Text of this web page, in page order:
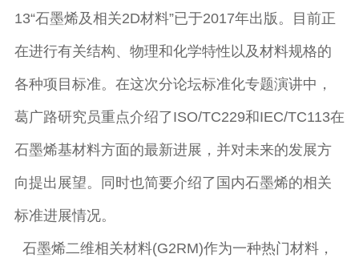
13“石墨烯及相关2D材料”已于2017年出版。目前正
在进行有关结构、物理和化学特性以及材料规格的
各种项目标准。在这次分论坛标准化专题演讲中，
葛广路研究员重点介绍了ISO/TC229和IEC/TC113在
石墨烯基材料方面的最新进展，并对未来的发展方
向提出展望。同时也简要介绍了国内石墨烯的相关
标准进展情况。
石墨烯二维相关材料(G2RM)作为一种热门材料，